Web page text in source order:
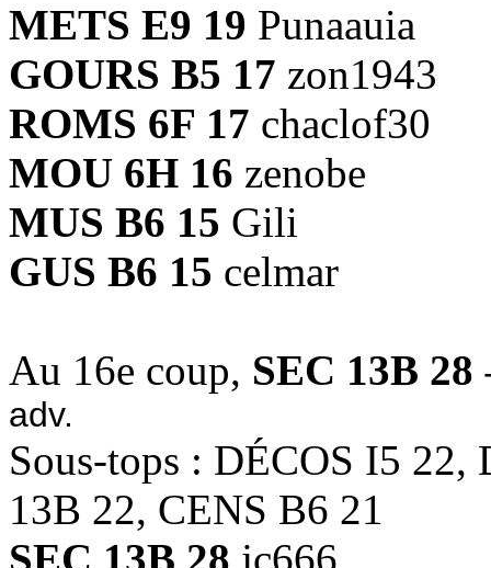
METS E9 19 Punaauia
GOURS B5 17 zon1943
ROMS 6F 17 chaclof30
MOU 6H 16 zenobe
MUS B6 15 Gili
GUS B6 15 celmar
Au 16e coup, SEC 13B 28
adv.
Sous-tops : DÉCOS I5
13B 22, CENS B6 21